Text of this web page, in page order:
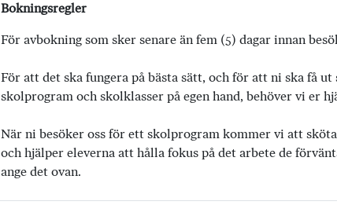
Bokningsregler
För avbokning som sker senare än fem (5) dagar innan
För att det ska fungera på bästa sätt, och för att ni ska få
skolprogram och skolklasser på egen hand, behöver vi er
När ni besöker oss för ett skolprogram kommer vi att
och hjälper eleverna att hålla fokus på det arbete de
ange det ovan.